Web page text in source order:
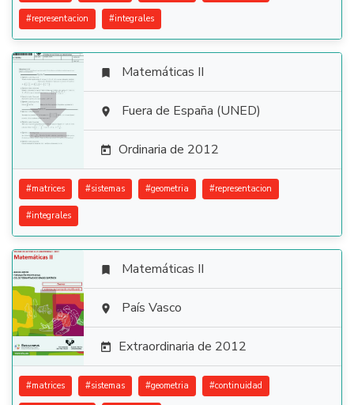
#representacion #integrales

 Matemáticas II
 Fuera de España (UNED)
 Ordinaria de 2012
#matrices #sistemas #geometria #representacion
#integrales

 Matemáticas II
 País Vasco
 Extraordinaria de 2012
#matrices #sistemas #geometria #continuidad